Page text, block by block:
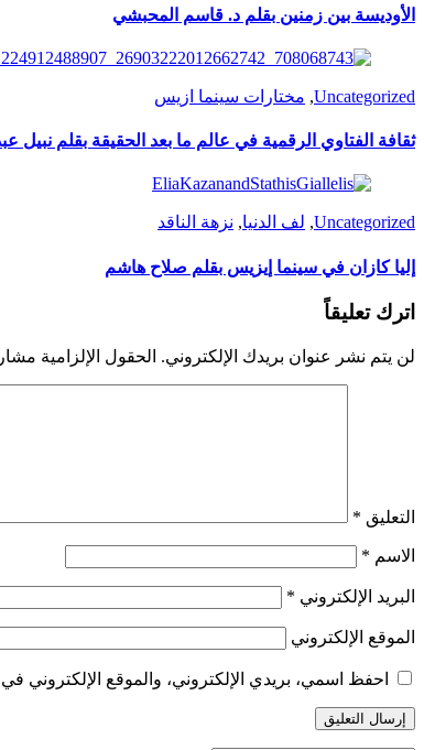
الأوديسة بين زمنين بقلم د. قاسم المحبشي
Uncategorized
, مختارات سينما ازيس
ثقافة الفتاوي الرقمية في عالم ما بعد الحقيقة بقلم نبيل
Uncategorized
, لف الدنيا, نزهة الناقد
إليا كازان في سينما إيزيس بقلم صلاح هاشم
اترك تعليقاً
لن يتم نشر عنوان بريدك الإلكتروني. الحقول الإلزامية مشار
التعليق *
الاسم *
البريد الإلكتروني *
الموقع الإلكتروني
احفظ اسمي، بريدي الإلكتروني، والموقع الإلكتروني